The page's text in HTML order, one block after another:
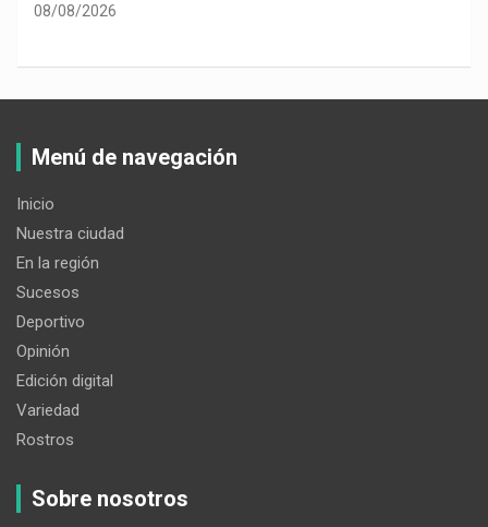
08/08/2026
Menú de navegación
Inicio
Nuestra ciudad
En la región
Sucesos
Deportivo
Opinión
Edición digital
Variedad
Rostros
Sobre nosotros